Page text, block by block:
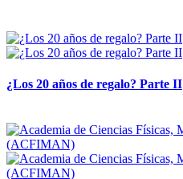
¿Los 20 años de regalo? Parte II